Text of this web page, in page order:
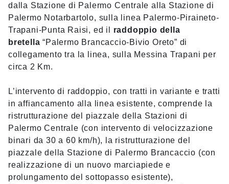
dalla Stazione di Palermo Centrale alla Stazione di
Palermo Notarbartolo, sulla linea Palermo-Piraineto-
Trapani-Punta Raisi, ed il raddoppio della
bretella “Palermo Brancaccio-Bivio Oreto” di
collegamento tra la linea, sulla Messina Trapani per
circa 2 Km.
L’intervento di raddoppio, con tratti in variante e tratti
in affiancamento alla linea esistente, comprende la
ristrutturazione del piazzale della Stazioni di
Palermo Centrale (con intervento di velocizzazione
binari da 30 a 60 km/h), la ristrutturazione del
piazzale della Stazione di Palermo Brancaccio (con
realizzazione di un nuovo marciapiede e
prolungamento del sottopasso esistente),